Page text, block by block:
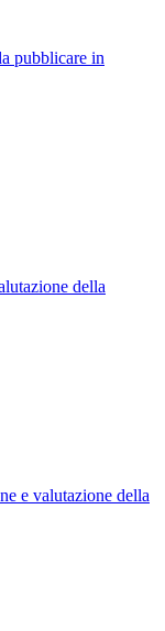
pubblicare in
della
e valutazione della